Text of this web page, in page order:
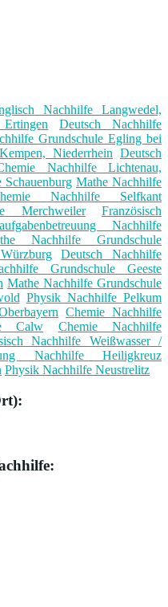
Nachhilfe Langwedel,
Deutsch Nachhilfe
Grundschule Egling bei
Niederrhein Deutsch
Nachhilfe Lichtenau,
Schauenburg Mathe Nachhilfe
Nachhilfe Selfkant
Merchweiler
Französisch
Nachhilfe
Nachhilfe Grundschule
Deutsch Nachhilfe
Grundschule Geeste
Mathe Nachhilfe Grundschule
Physik Nachhilfe Pelkum
Chemie Nachhilfe
Calw
Chemie Nachhilfe
Nachhilfe Weißwasser /
Nachhilfe Heiligkreuz
Physik Nachhilfe Neustrelitz